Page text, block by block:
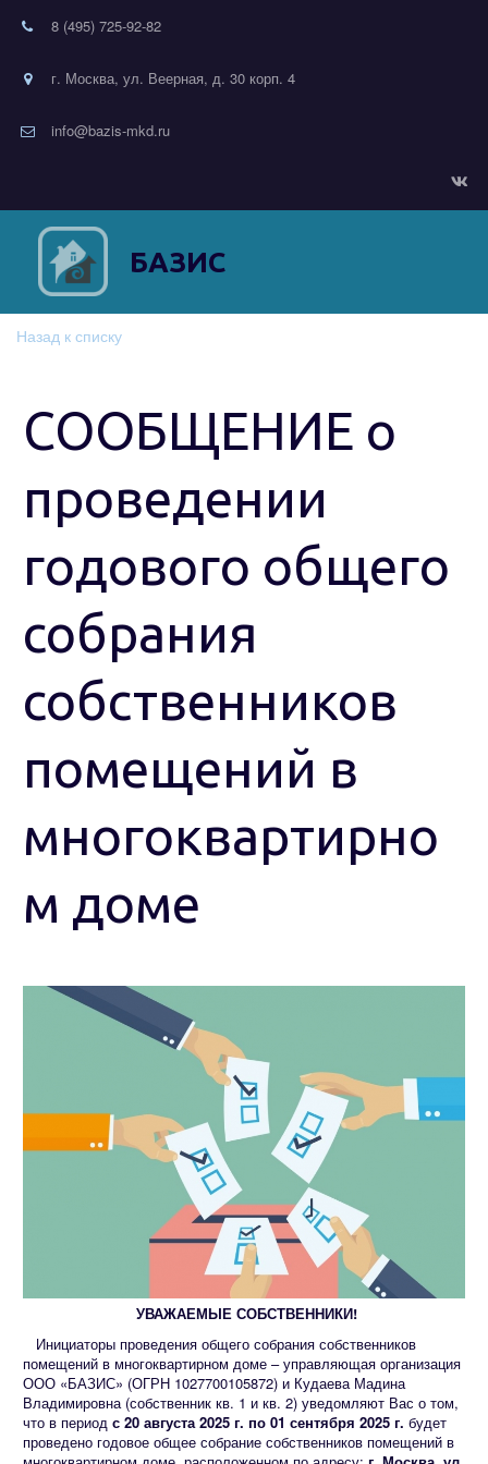
8 (495) 725-92-82
г. Москва, ул. Веерная, д. 30 корп. 4
info@bazis-mkd.ru
БАЗИС
Назад к списку
СООБЩЕНИЕ о
проведении
годового общего
собрания
собственников
помещений в
многоквартирно
м доме
УВАЖАЕМЫЕ СОБСТВЕННИКИ!
Инициаторы проведения общего собрания собственников
помещений в многоквартирном доме – управляющая организация
ООО «БАЗИС» (ОГРН 1027700105872) и Кудаева Мадина
Владимировна (собственник кв. 1 и кв. 2) уведомляют Вас о том,
что в период с 20 августа 2025 г. по 01 сентября 2025 г. будет
проведено годовое общее собрание собственников помещений в